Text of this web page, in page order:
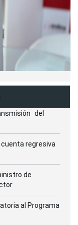
del
regresiva
de
al Programa